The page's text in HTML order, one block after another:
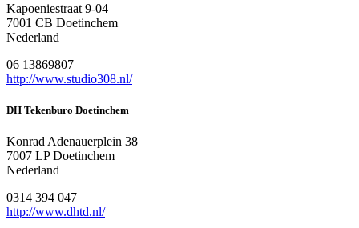
Kapoeniestraat 9-04
7001 CB Doetinchem
Nederland
06 13869807
http://www.studio308.nl/
DH Tekenburo Doetinchem
Konrad Adenauerplein 38
7007 LP Doetinchem
Nederland
0314 394 047
http://www.dhtd.nl/